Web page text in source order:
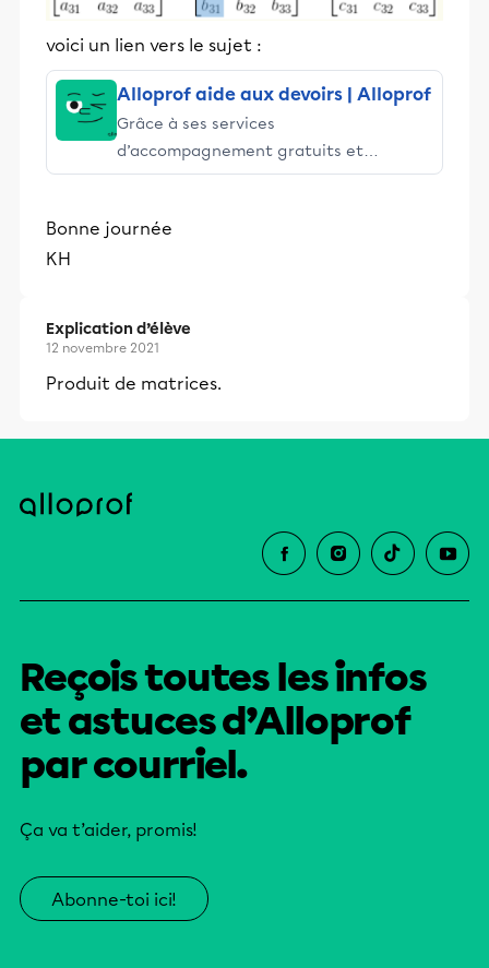
voici un lien vers le sujet :
Alloprof aide aux devoirs | Alloprof
Grâce à ses services
d’accompagnement gratuits et
stimulants, Alloprof engage les élèves
éducative.
Bonne journée
KH
Explication d’élève
12 novembre 2021
Produit de matrices.
Reçois toutes les infos
et astuces d’Alloprof
par courriel.
Ça va t’aider, promis!
Abonne-toi ici!